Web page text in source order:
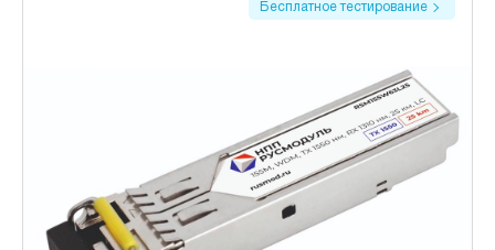
Бесплатное тестирование